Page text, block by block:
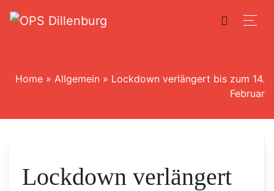
Home » Allgemein » Lockdown verlängert bis zum 14.
Februar
Lockdown verlängert